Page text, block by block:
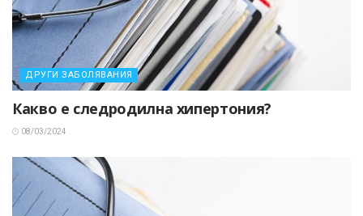
ДРУГИ ЗАБОЛЯВАНИЯ
Какво е следродилна хипертония?
08/03/2024